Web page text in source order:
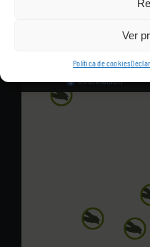
Ver
Política de cookies
fisioterapia, sin que tenga